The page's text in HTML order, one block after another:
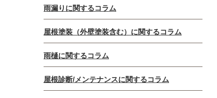
雨漏りに関するコラム
屋根塗装（外壁塗装含む）に関するコラム
雨樋に関するコラム
屋根診断/メンテナンスに関するコラム